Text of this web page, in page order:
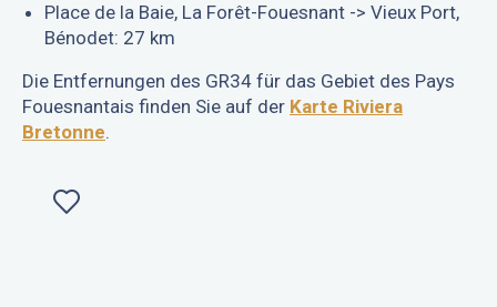
Place de la Baie, La Forêt-Fouesnant -> Vieux Port,
Bénodet: 27 km
Die Entfernungen des GR34 für das Gebiet des Pays
Fouesnantais finden Sie auf der Karte Riviera
Bretonne.
Ajouter aux favoris